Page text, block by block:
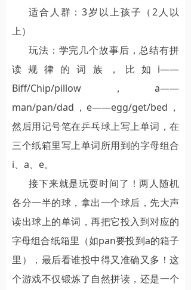
适合人群：3岁以上孩子（2人以
上）
玩法：学完几个故事后，总结有拼
读规律的词族，比如i——
Biff/Chip/pillow，a——
man/pan/dad，e——egg/get/bed，
然后用记号笔在乒乓球上写上单词，在
三个纸箱里写上单词所用到的字母组合
i、a、e。
接下来就是玩耍时间了！两人随机
各分一半的球，拿出一个球后，先大声
读出球上的单词，再把它投入到对应的
字母组合纸箱里（如pan要投到a的箱子
里），最后看谁投中得又准确又多！这
个游戏不仅锻炼了自然拼读，还是一个